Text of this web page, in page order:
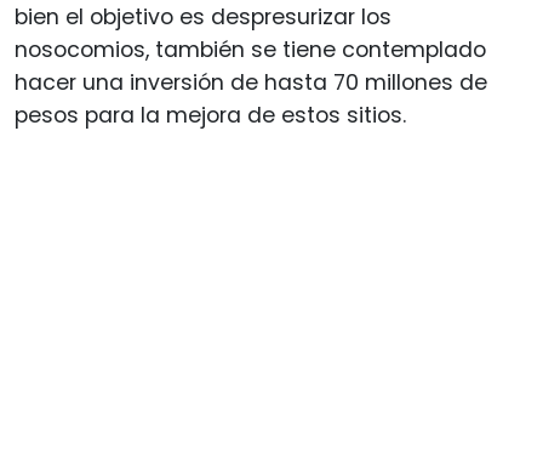
bien el objetivo es despresurizar los
nosocomios, también se tiene contemplado
hacer una inversión de hasta 70 millones de
pesos para la mejora de estos sitios.